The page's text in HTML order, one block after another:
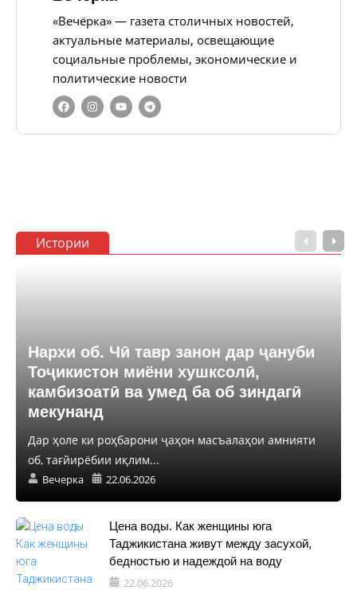
«Вечёрка» — газета столичных новостей,
актуальные материалы, освещающие
социальные проблемы, экономические и
политические новости
Истории
Нархи об. Чӣ тавр занон дар ҷануби
Тоҷикистон миёни хушксолӣ,
камбизоатӣ ва умед ба об зиндагӣ
мекунанд
Дар ҳоле ки роҳбарони ҷаҳон масъалаҳои амнияти
об, тағйирёбии иқлим...
Вечерка 22.06.2026
Цена воды. Как женщины юга
Таджикистана живут между засухой,
бедностью и надеждой на воду
22.06.2026